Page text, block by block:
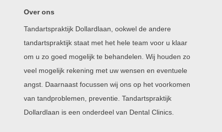
Over ons
Tandartspraktijk Dollardlaan, ookwel de andere
tandartspraktijk staat met het hele team voor u klaar
om u zo goed mogelijk te behandelen. Wij houden zo
veel mogelijk rekening met uw wensen en eventuele
angst. Daarnaast focussen wij ons op het voorkomen
van tandproblemen, preventie. Tandartspraktijk
Dollardlaan is een onderdeel van Dental Clinics.